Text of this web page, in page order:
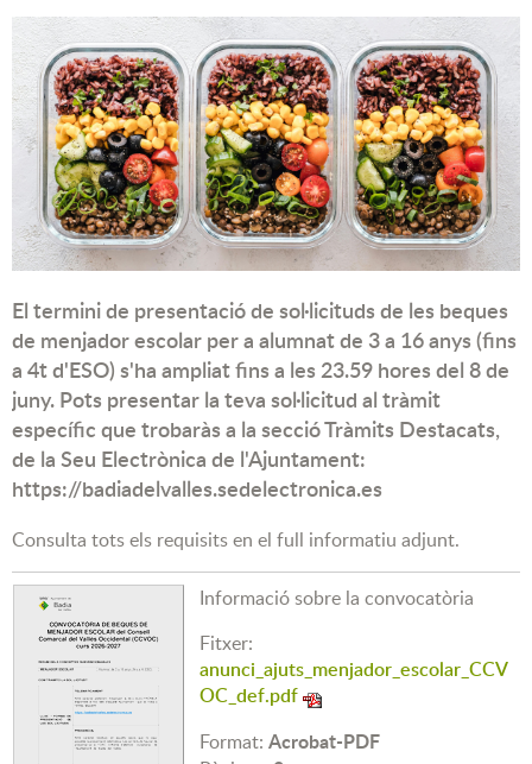
El termini de presentació de sol·licituds de les beques
de menjador escolar per a alumnat de 3 a 16 anys (fins
a 4t d'ESO) s'ha ampliat fins a les 23.59 hores del 8 de
juny. Pots presentar la teva sol·licitud al tràmit
específic que trobaràs a la secció Tràmits Destacats,
de la Seu Electrònica de l'Ajuntament:
https://badiadelvalles.sedelectronica.es
Consulta tots els requisits en el full informatiu adjunt.
Informació sobre la convocatòria
Fitxer:
anunci_ajuts_menjador_escolar_CCV
OC_def.pdf
Format: Acrobat-PDF